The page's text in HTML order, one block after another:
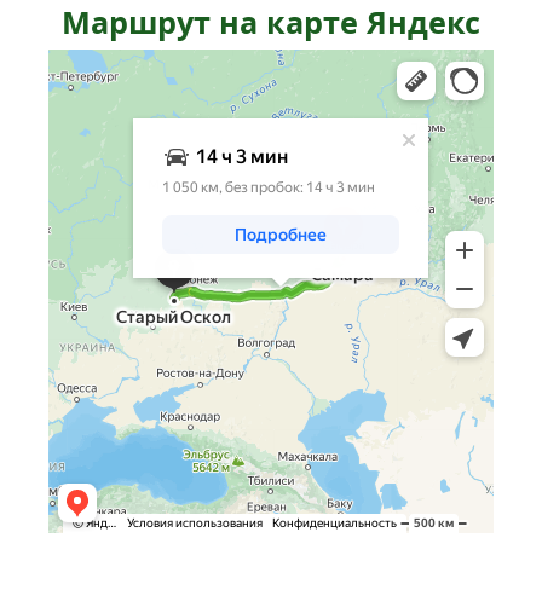
Маршрут на карте Яндекс